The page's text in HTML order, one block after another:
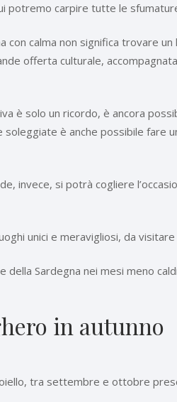
potremo carpire tutte le
con calma non significa trovare
offerta culturale,
è solo un ricordo, è ancora
è anche possibile fare
invece, si potrà cogliere
unici e meravigliosi, da
Sardegna nei mesi meno
in autunno
tra settembre e ottobre